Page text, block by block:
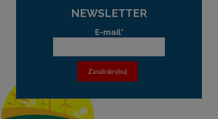
NEWSLETTER
E-mail*